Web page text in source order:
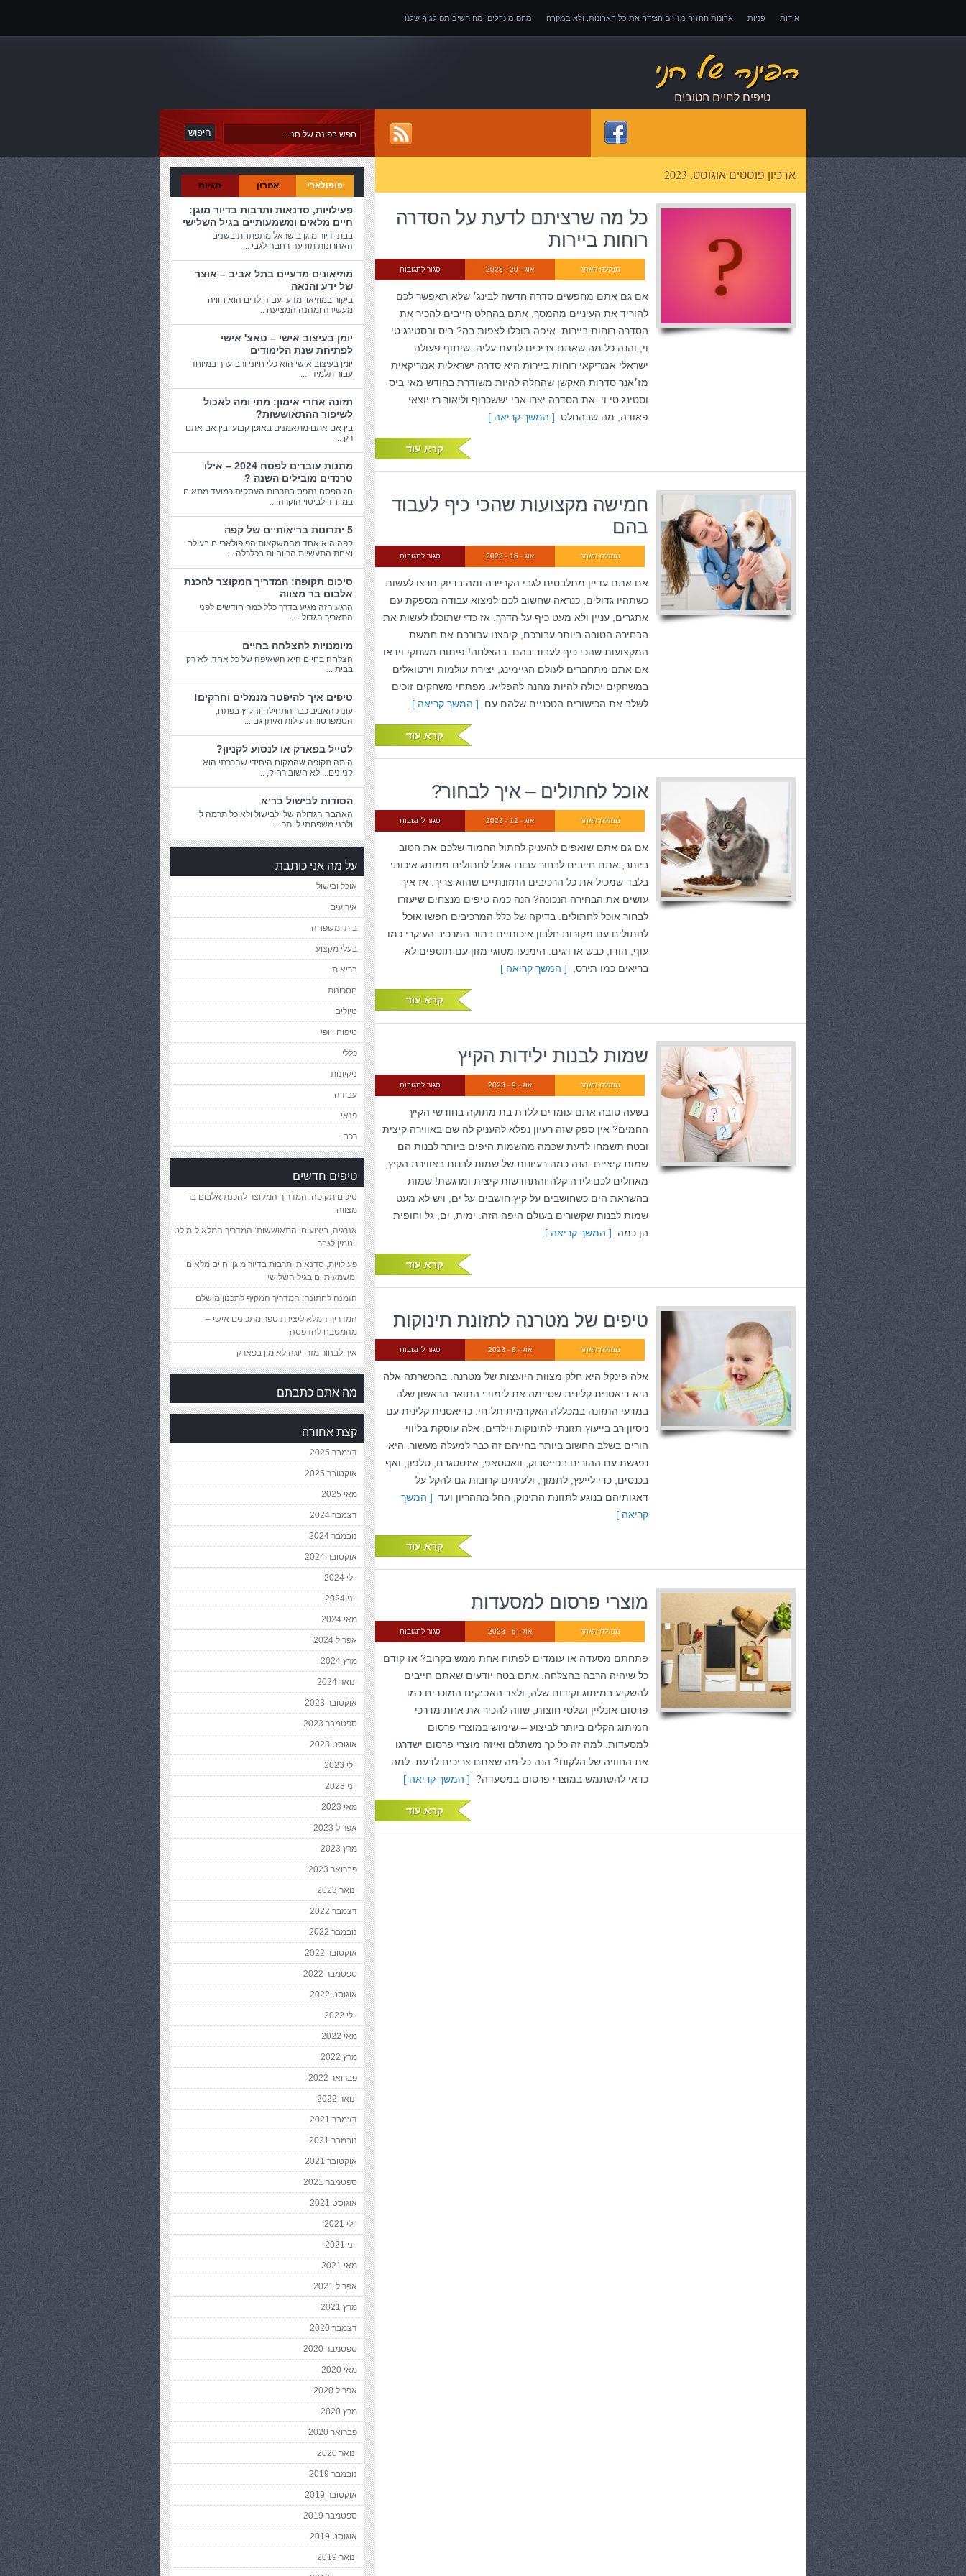
אודות פניות ארונות ההזזה מזיזים הצידה את כל הארונות, ולא במקרה מהם מינרלים ומה חשיבותם לגוף שלנו
אובדן כושר עבודה – כיצד לממש זכויות במקרה של אובדן כושר עבודה
טיפים לחיים הטובים
ארכיון פוסטים אוגוסט, 2023
כל מה שרציתם לדעת על הסדרה
רוחות ביירות
סגור לתגובות אוג - 20 - 2023 מנהלת האתר
אם גם אתם מחפשים סדרה חדשה לבינג׳ שלא תאפשר לכם
להוריד את העיניים מהמסך, אתם בהחלט חייבים להכיר את
הסדרה רוחות ביירות. איפה תוכלו לצפות בה? ביס ובסטינג טי
וי, והנה כל מה שאתם צריכים לדעת עליה. שיתוף פעולה
ישראלי אמריקאי רוחות ביירות היא סדרה ישראלית אמריקאית
מז׳אנר סדרות האקשן שהחלה להיות משודרת בחודש מאי ביס
וסטינג טי וי. את הסדרה יצרו אבי יששכרוף וליאור רז יוצאי
פאודה, מה שבהחלט [ המשך קריאה ]
קרא עוד
חמישה מקצועות שהכי כיף לעבוד
בהם
סגור לתגובות אוג - 16 - 2023 מנהלת האתר
אם אתם עדיין מתלבטים לגבי הקריירה ומה בדיוק תרצו לעשות
כשתהיו גדולים, כנראה שחשוב לכם למצוא עבודה מספקת עם
אתגרים, עניין ולא מעט כיף על הדרך. אז כדי שתוכלו לעשות את
הבחירה הטובה ביותר עבורכם, קיבצנו עבורכם את חמשת
המקצועות שהכי כיף לעבוד בהם. בהצלחה! פיתוח משחקי וידאו
אם אתם מתחברים לעולם הגיימינג, יצירת עולמות וירטואלים
במשחקים יכולה להיות מהנה להפליא. מפתחי משחקים זוכים
לשלב את הכישורים הטכניים שלהם עם [ המשך קריאה ]
קרא עוד
אוכל לחתולים – איך לבחור?
סגור לתגובות אוג - 12 - 2023 מנהלת האתר
אם גם אתם שואפים להעניק לחתול החמוד שלכם את הטוב
ביותר, אתם חייבים לבחור עבורו אוכל לחתולים ממותג איכותי
בלבד שמכיל את כל הרכיבים התזונתיים שהוא צריך. אז איך
עושים את הבחירה הנכונה? הנה כמה טיפים מנצחים שיעזרו
לבחור אוכל לחתולים. בדיקה של כלל המרכיבים חפשו אוכל
לחתולים עם מקורות חלבון איכותיים בתור המרכיב העיקרי כמו
עוף, הודו, כבש או דגים. הימנעו מסוגי מזון עם תוספים לא
בריאים כמו תירס,
[ המשך קריאה ]
קרא עוד
שמות לבנות ילידות הקיץ
סגור לתגובות אוג - 9 - 2023 מנהלת האתר
בשעה טובה אתם עומדים ללדת בת מתוקה בחודשי הקיץ
החמים? אין ספק שזה רעיון נפלא להעניק לה שם באווירה קיצית
ובטח תשמחו לדעת שכמה מהשמות היפים ביותר לבנות הם
שמות קיציים. הנה כמה רעיונות של שמות לבנות באווירת הקיץ,
מאחלים לכם לידה קלה והתחדשות קיצית ומרגשת! שמות
בהשראת הים כשחושבים על קיץ חושבים על ים, ויש לא מעט
שמות לבנות שקשורים בעולם היפה הזה. ימית, ים, גל וחופית
הן כמה [ המשך קריאה ]
קרא עוד
טיפים של מטרנה לתזונת תינוקות
סגור לתגובות אוג - 8 - 2023 מנהלת האתר
אלה פינקל היא חלק מצוות היועצות של מטרנה. בהכשרתה אלה
היא דיאטנית קלינית שסיימה את לימודי התואר הראשון שלה
במדעי התזונה במכללה האקדמית תל-חי. כדיאטנית קלינית עם
ניסיון רב בייעוץ תזונתי לתינוקות וילדים, אלה עוסקת בליווי
הורים בשלב החשוב ביותר בחייהם זה כבר למעלה מעשור. היא
נפגשת עם ההורים בפייסבוק, וואטסאפ, אינסטגרם, טלפון, ואף
בכנסים, כדי לייעץ, לתמוך, ולעיתים קרובות גם להקל על
דאגותיהם בנוגע לתזונת התינוק, החל מההריון ועד [ המשך
קריאה ]
קרא עוד
מוצרי פרסום למסעדות
סגור לתגובות אוג - 6 - 2023 מנהלת האתר
פתחתם מסעדה או עומדים לפתוח אחת ממש בקרוב? אז קודם
כל שיהיה הרבה בהצלחה. אתם בטח יודעים שאתם חייבים
להשקיע במיתוג וקידום שלה, ולצד האפיקים המוכרים כמו
פרסום אונליין ושלטי חוצות, שווה להכיר את אחת מדרכי
המיתוג הקלים ביותר לביצוע – שימוש במוצרי פרסום
למסעדות. למה זה כל כך משתלם ואיזה מוצרי פרסום ישדרגו
את החוויה של הלקוח? הנה כל מה שאתם צריכים לדעת. למה
כדאי להשתמש במוצרי פרסום במסעדה? [ המשך קריאה ]
קרא עוד
פופולארי אחרון תגיות
פעילויות, סדנאות ותרבות בדיור מוגן:
חיים מלאים ומשמעותיים בגיל השלישי
בבתי דיור מוגן בישראל מתפתחת בשנים
האחרונות תודעה רחבה לגבי ...
מוזיאונים מדעיים בתל אביב – אוצר
של ידע והנאה
ביקור במוזיאון מדעי עם הילדים הוא חוויה
מעשירה ומהנה המציעה ...
יומן בעיצוב אישי – טאצ' אישי
לפתיחת שנת הלימודים
יומן בעיצוב אישי הוא כלי חיוני ורב-ערך במיוחד
עבור תלמידי ...
תזונה אחרי אימון: מתי ומה לאכול
לשיפור ההתאוששות?
בין אם אתם מתאמנים באופן קבוע ובין אם אתם
רק ...
מתנות עובדים לפסח 2024 – אילו
טרנדים מובילים השנה ?
חג הפסח נתפס בתרבות העסקית כמועד מתאים
במיוחד לביטוי הוקרה ...
5 יתרונות בריאותיים של קפה
קפה הוא אחד מהמשקאות הפופולאריים בעולם
ואחת התעשיות הרווחיות בכלכלה ...
סיכום תקופה: המדריך המקוצר להכנת
אלבום בר מצווה
הרגע הזה מגיע בדרך כלל כמה חודשים לפני
התאריך הגדול. ...
מיומנויות להצלחה בחיים
הצלחה בחיים היא השאיפה של כל אחד, לא רק
בבית ...
טיפים איך להיפטר מנמלים וחרקים!
עונת האביב כבר התחילה והקיץ בפתח,
הטמפרטורות עולות ואיתן גם ...
לטייל בפארק או לנסוע לקניון?
היתה תקופה שהמקום היחידי שהכרתי הוא
קניונים... לא חשוב רחוק, ...
הסודות לבישול בריא
האהבה הגדולה שלי לבישול ולאוכל תרמה לי
ולבני משפחתי ליותר ...
על מה אני כותבת
אוכל ובישול
אירועים
בית ומשפחה
בעלי מקצוע
בריאות
חסכונות
טיולים
טיפוח ויופי
כללי
ניקיונות
עבודה
פנאי
רכב
טיפים חדשים
סיכום תקופה: המדריך המקוצר להכנת אלבום בר
מצווה
אנרגיה, ביצועים, התאוששות: המדריך המלא ל-מולטי
ויטמין לגבר
פעילויות, סדנאות ותרבות בדיור מוגן: חיים מלאים
ומשמעותיים בגיל השלישי
הזמנה לחתונה: המדריך המקיף לתכנון מושלם
המדריך המלא ליצירת ספר מתכונים אישי –
מהמטבח להדפסה
איך לבחור מזרן יוגה לאימון בפארק
מה אתם כתבתם
קצת אחורה
דצמבר 2025
אוקטובר 2025
מאי 2025
דצמבר 2024
נובמבר 2024
אוקטובר 2024
יולי 2024
יוני 2024
מאי 2024
אפריל 2024
מרץ 2024
ינואר 2024
אוקטובר 2023
ספטמבר 2023
אוגוסט 2023
יולי 2023
יוני 2023
מאי 2023
אפריל 2023
מרץ 2023
פברואר 2023
ינואר 2023
דצמבר 2022
נובמבר 2022
אוקטובר 2022
ספטמבר 2022
אוגוסט 2022
יולי 2022
מאי 2022
מרץ 2022
פברואר 2022
ינואר 2022
דצמבר 2021
נובמבר 2021
אוקטובר 2021
ספטמבר 2021
אוגוסט 2021
יולי 2021
יוני 2021
מאי 2021
אפריל 2021
מרץ 2021
דצמבר 2020
ספטמבר 2020
מאי 2020
אפריל 2020
מרץ 2020
פברואר 2020
ינואר 2020
נובמבר 2019
אוקטובר 2019
ספטמבר 2019
אוגוסט 2019
ינואר 2019